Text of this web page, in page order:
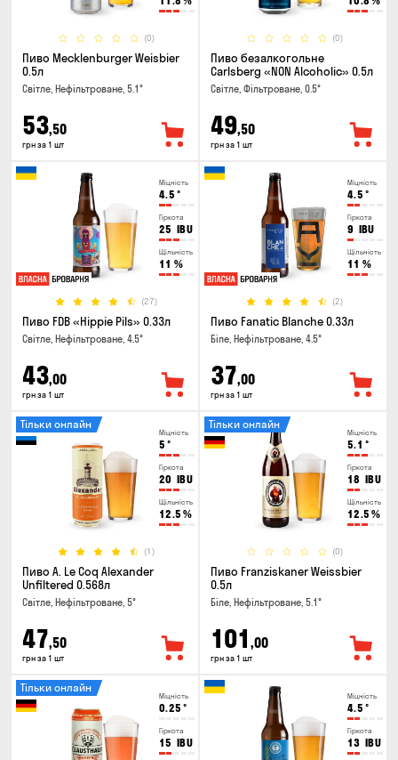
(0)
Пиво Mecklenburger Weisbier
0.5л
Світле, Нефільтроване, 5.1°
53,50
грн за 1 шт
(0)
Пиво безалкогольне
Carlsberg «NON Alcoholic» 0.5л
Світле, Фільтроване, 0.5°
49,50
грн за 1 шт
Міцність
4.5 °
Гіркота
25 IBU
Щільність
11 %
(27)
Пиво FDB «Hippie Pils» 0.33л
Світле, Нефільтроване, 4.5°
43,00
грн за 1 шт
Міцність
4.5 °
Гіркота
9 IBU
Щільність
11 %
(2)
Пиво Fanatic Blanche 0.33л
Біле, Нефільтроване, 4.5°
37,00
грн за 1 шт
Міцність
5 °
Гіркота
20 IBU
Щільність
12.5 %
(1)
Тільки онлайн
Пиво A. Le Coq Alexander
Unfiltered 0.568л
Світле, Нефільтроване, 5°
47,50
грн за 1 шт
Міцність
5.1 °
Гіркота
18 IBU
Щільність
12.5 %
(0)
Тільки онлайн
Пиво Franziskaner Weissbier
0.5л
Біле, Нефільтроване, 5.1°
101 ,00
грн за 1 шт
Міцність
0.25 °
Гіркота
15 IBU
Тільки онлайн
Міцність
4.5 °
Гіркота
13 IBU